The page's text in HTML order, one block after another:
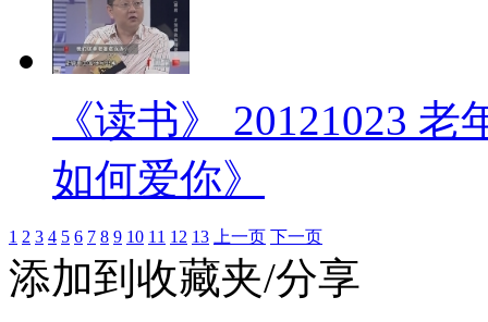
《读书》 20121023
如何爱你》
1 2 3 4 5 6 7 8 9 10 11 12 13 上一页 下一页
添加到收藏夹/分享